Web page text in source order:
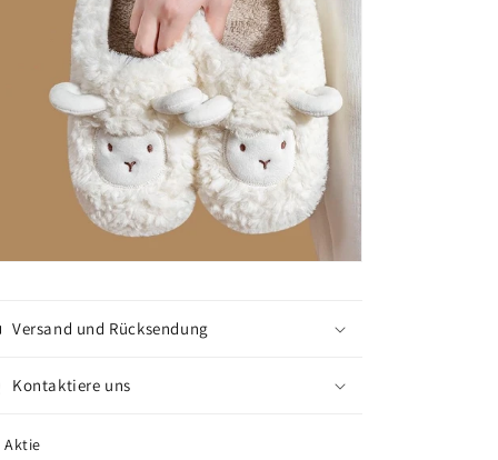
Versand und Rücksendung
Kontaktiere uns
Aktie